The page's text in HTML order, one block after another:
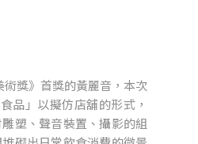
術獎》首獎的黃麗音，本次
品」以擬仿店舖的形式，
塑、聲音裝置、攝影的組